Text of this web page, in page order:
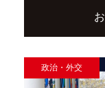
政治・外交